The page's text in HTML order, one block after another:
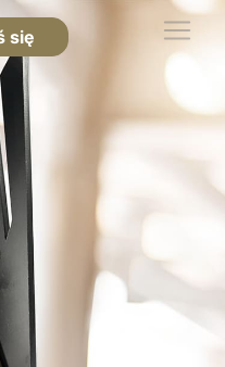
się